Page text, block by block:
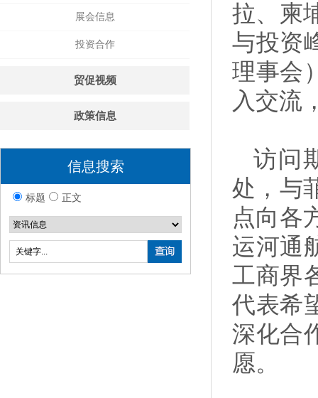
展会信息
投资合作
贸促视频
政策信息
信息搜索
标题 正文
拉、柬
与投资
理事会
入交流
访问
处，与
点向各
运河通
工商界
代表希
深化合
愿。